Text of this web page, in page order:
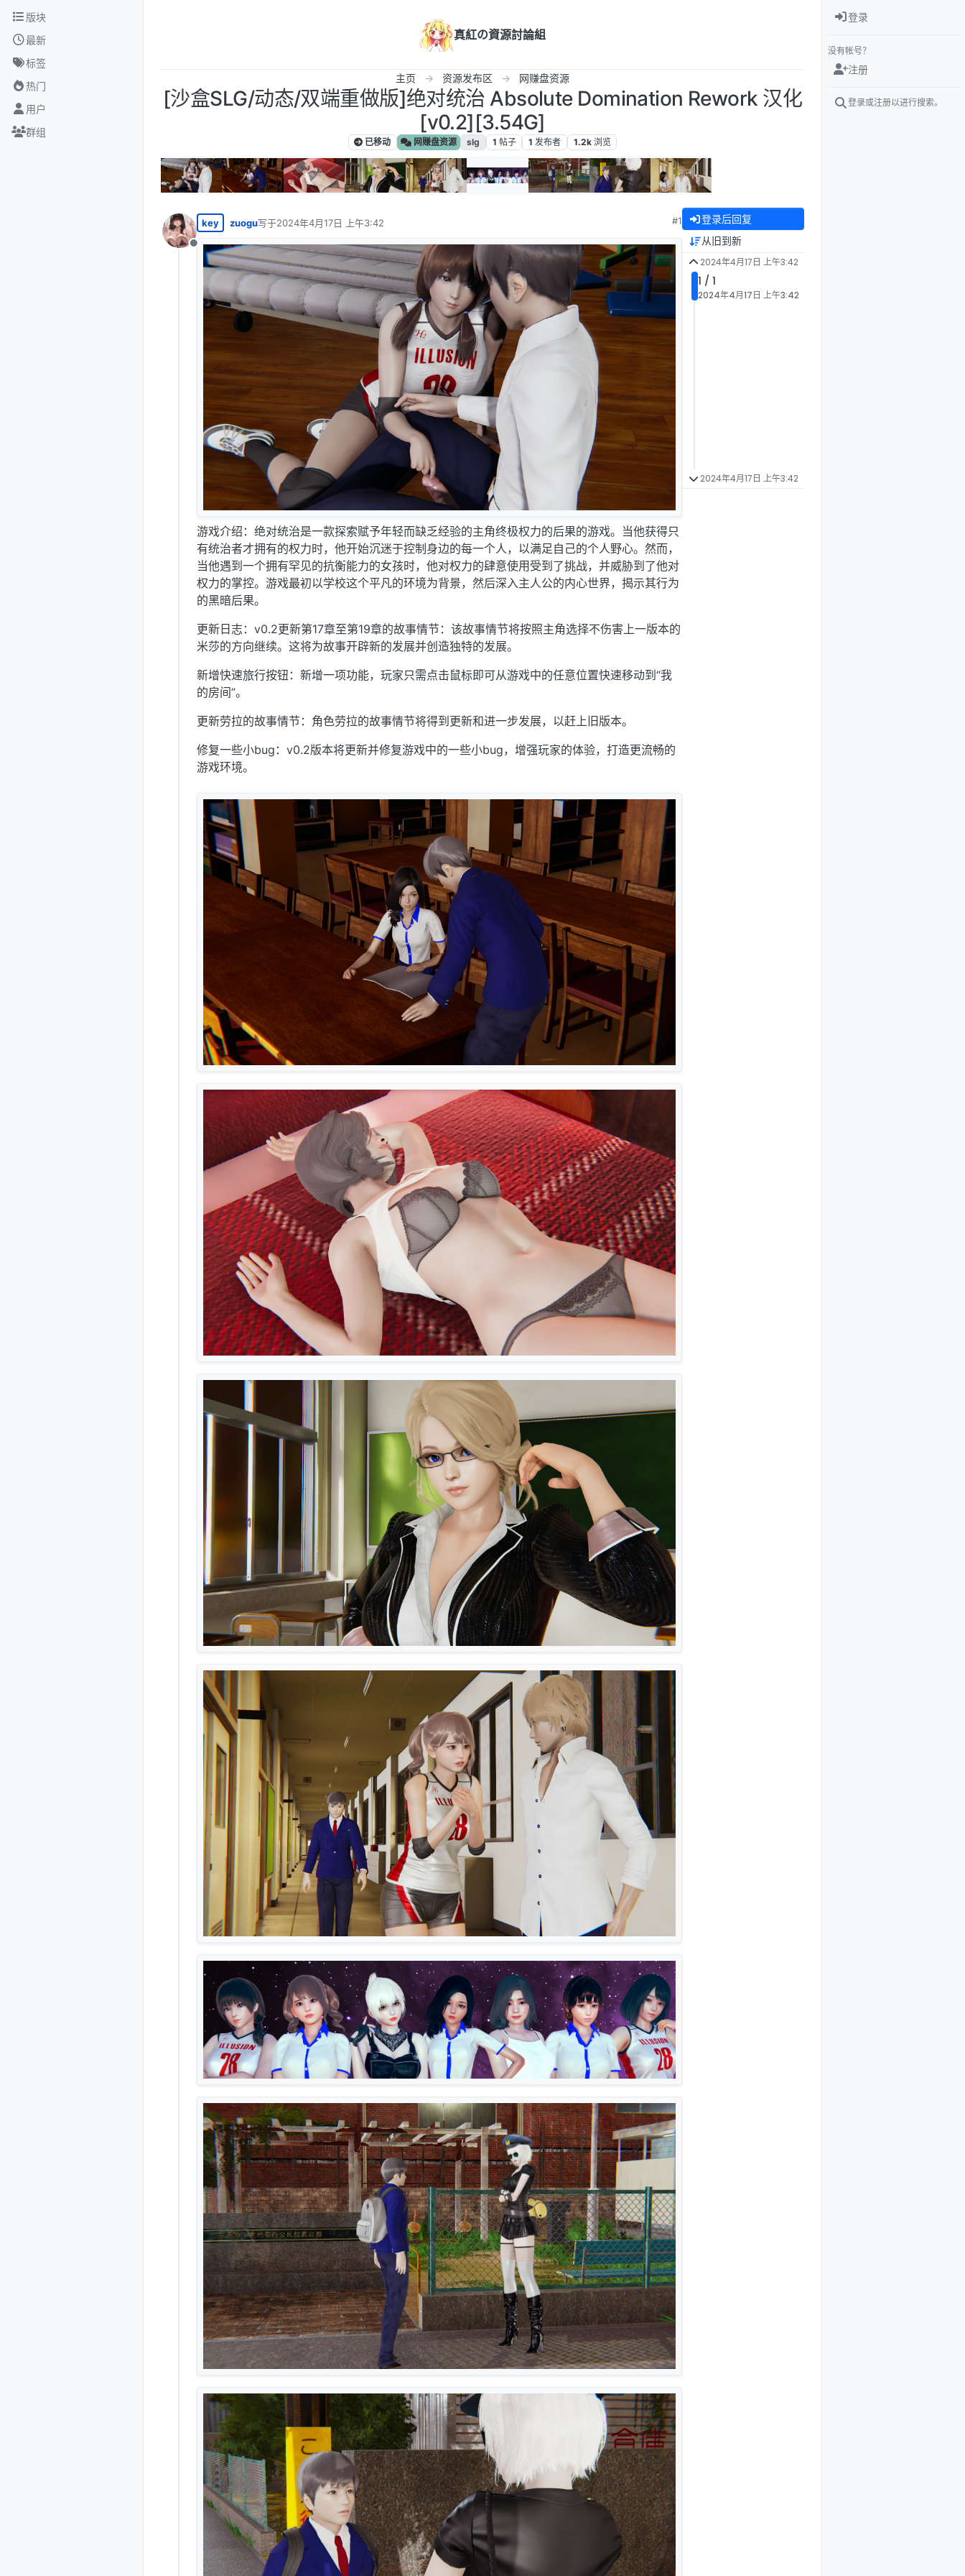
跳转至内容
版块
最新
标签
热门
用户
群组
真紅の資源討論組
主页 资源发布区 网赚盘资源
[沙盒SLG/动态/双端重做版]绝对统治 Absolute Domination Rework 汉化
[v0.2][3.54G]
已移动 网赚盘资源 slg 1 帖子 1 发布者 1.2k 浏览
离线
key zuogu写于2024年4月17日 上午3:42
最后由 编辑
#1
游戏介绍：绝对统治是一款探索赋予年轻而缺乏经验的主角终极权力的后果的游戏。当他获得只
有统治者才拥有的权力时，他开始沉迷于控制身边的每一个人，以满足自己的个人野心。然而，
当他遇到一个拥有罕见的抗衡能力的女孩时，他对权力的肆意使用受到了挑战，并威胁到了他对
权力的掌控。游戏最初以学校这个平凡的环境为背景，然后深入主人公的内心世界，揭示其行为
的黑暗后果。
更新日志：v0.2更新第17章至第19章的故事情节：该故事情节将按照主角选择不伤害上一版本的
米莎的方向继续。这将为故事开辟新的发展并创造独特的发展。
新增快速旅行按钮：新增一项功能，玩家只需点击鼠标即可从游戏中的任意位置快速移动到“我
的房间”。
更新劳拉的故事情节：角色劳拉的故事情节将得到更新和进一步发展，以赶上旧版本。
修复一些小bug：v0.2版本将更新并修复游戏中的一些小bug，增强玩家的体验，打造更流畅的
游戏环境。
登录后回复
从旧到新
2024年4月17日 上午3:42
1 / 1
2024年4月17日 上午3:42
2024年4月17日 上午3:42
登录
没有帐号？
注册
登录或注册以进行搜索。